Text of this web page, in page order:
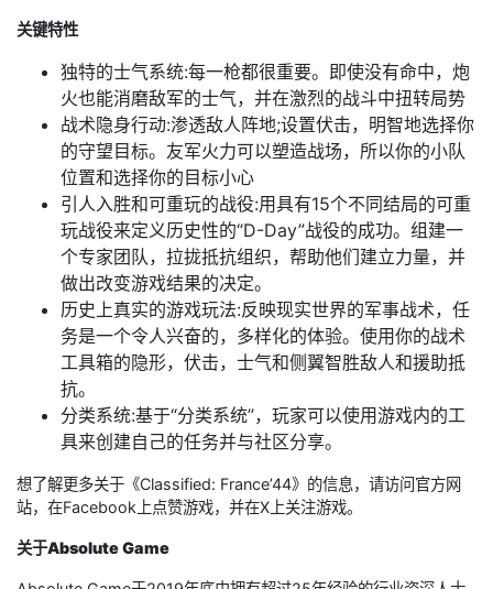
关键特性
独特的士气系统:每一枪都很重要。即使没有命中，炮
火也能消磨敌军的士气，并在激烈的战斗中扭转局势
战术隐身行动:渗透敌人阵地;设置伏击，明智地选择你
的守望目标。友军火力可以塑造战场，所以你的小队
位置和选择你的目标小心
引人入胜和可重玩的战役:用具有15个不同结局的可重
玩战役来定义历史性的“D-Day”战役的成功。组建一
个专家团队，拉拢抵抗组织，帮助他们建立力量，并
做出改变游戏结果的决定。
历史上真实的游戏玩法:反映现实世界的军事战术，任
务是一个令人兴奋的，多样化的体验。使用你的战术
工具箱的隐形，伏击，士气和侧翼智胜敌人和援助抵
抗。
分类系统:基于“分类系统”，玩家可以使用游戏内的工
具来创建自己的任务并与社区分享。
想了解更多关于《Classified: France’44》的信息，请访问官方网
站，在Facebook上点赞游戏，并在X上关注游戏。
关于Absolute Game